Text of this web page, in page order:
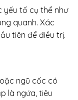
yếu tố cụ thể như
quanh. Xác
tiên để điều trị.
ngũ cốc có
là ngứa, tiêu